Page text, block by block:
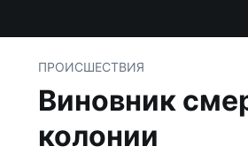
ПРОИСШЕСТВИЯ
Виновник
колонии